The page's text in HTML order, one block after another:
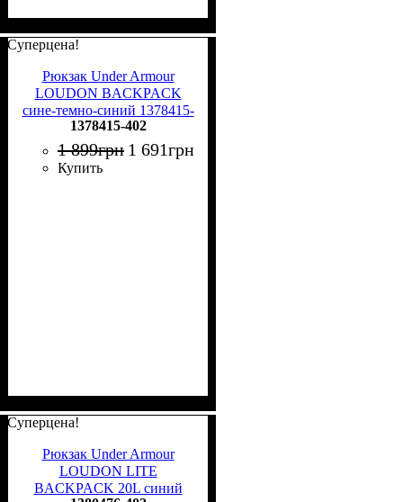
Суперцена!
Рюкзак Under Armour
LOUDON BACKPACK
сине-темно-синий 1378415-
402
1378415-402
1 899грн 1 691грн
Купить
Суперцена!
Рюкзак Under Armour
LOUDON LITE
BACKPACK 20L синий